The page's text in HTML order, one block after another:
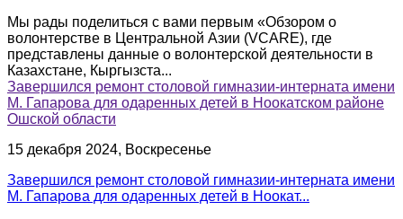
Мы рады поделиться с вами первым «Обзором о
волонтерстве в Центральной Азии (VCARE), где
представлены данные о волонтерской деятельности в
Казахстане, Кыргызста...
Завершился ремонт столовой гимназии-интерната имени
М. Гапарова для одаренных детей в Ноокатском районе
Ошской области
15 декабря 2024, Воскресенье
Завершился ремонт столовой гимназии-интерната имени
М. Гапарова для одаренных детей в Ноокат...